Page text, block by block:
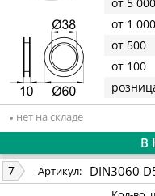
от 1 000
от 500
от 100
нет на складе
В
7 Артикул: DIN3060